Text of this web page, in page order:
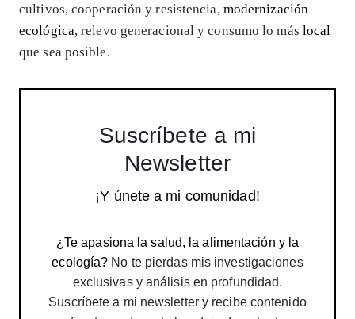
cultivos, cooperación y resistencia, modernización
ecológica, relevo generacional y consumo lo más local
que sea posible.
Suscríbete a mi
Newsletter
¡Y únete a mi comunidad!
¿Te apasiona la salud, la alimentación y la
ecología? No te pierdas mis investigaciones
exclusivas y análisis en profundidad.
Suscríbete a mi newsletter y recibe contenido